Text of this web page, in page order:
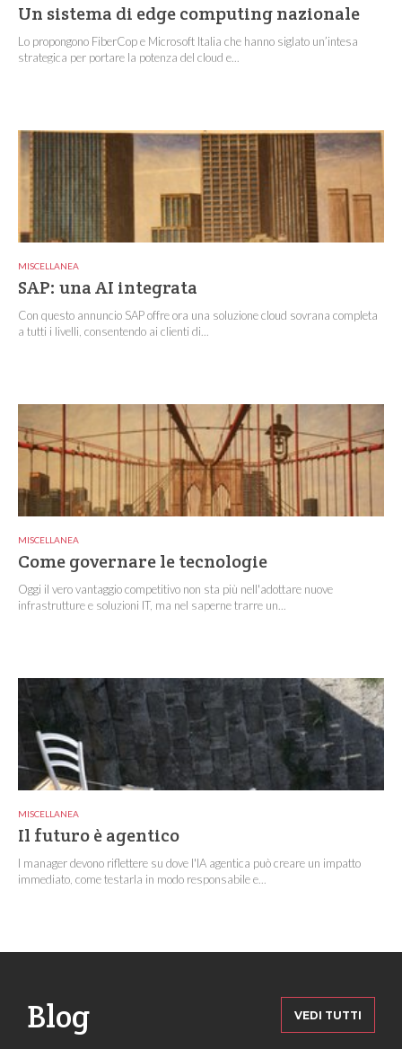
Un sistema di edge computing nazionale
Lo propongono FiberCop e Microsoft Italia che hanno siglato un’intesa
strategica per portare la potenza del cloud e...
MISCELLANEA
SAP: una AI integrata
Con questo annuncio SAP offre ora una soluzione cloud sovrana completa
a tutti i livelli, consentendo ai clienti di...
MISCELLANEA
Come governare le tecnologie
Oggi il vero vantaggio competitivo non sta più nell'adottare nuove
infrastrutture e soluzioni IT, ma nel saperne trarre un...
MISCELLANEA
Il futuro è agentico
I manager devono riflettere su dove l'IA agentica può creare un impatto
immediato, come testarla in modo responsabile e...
Blog VEDI TUTTI